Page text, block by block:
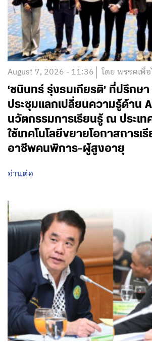
August 7, 2026 - 11:36 โดย พรรคเพื่
‘ชนินทร์ รุ่งธนเกียรติ’ ที่ปรึกษ
ประชุมแลกเปลี่ยนความรู้ด้าน
นวัตกรรมการเรียนรู้ ณ ประเท
ใช้เทคโนโลยีขยายโอกาสการ
อาชีพคนพิการ-ผู้สูงอายุ
อ่านต่อ